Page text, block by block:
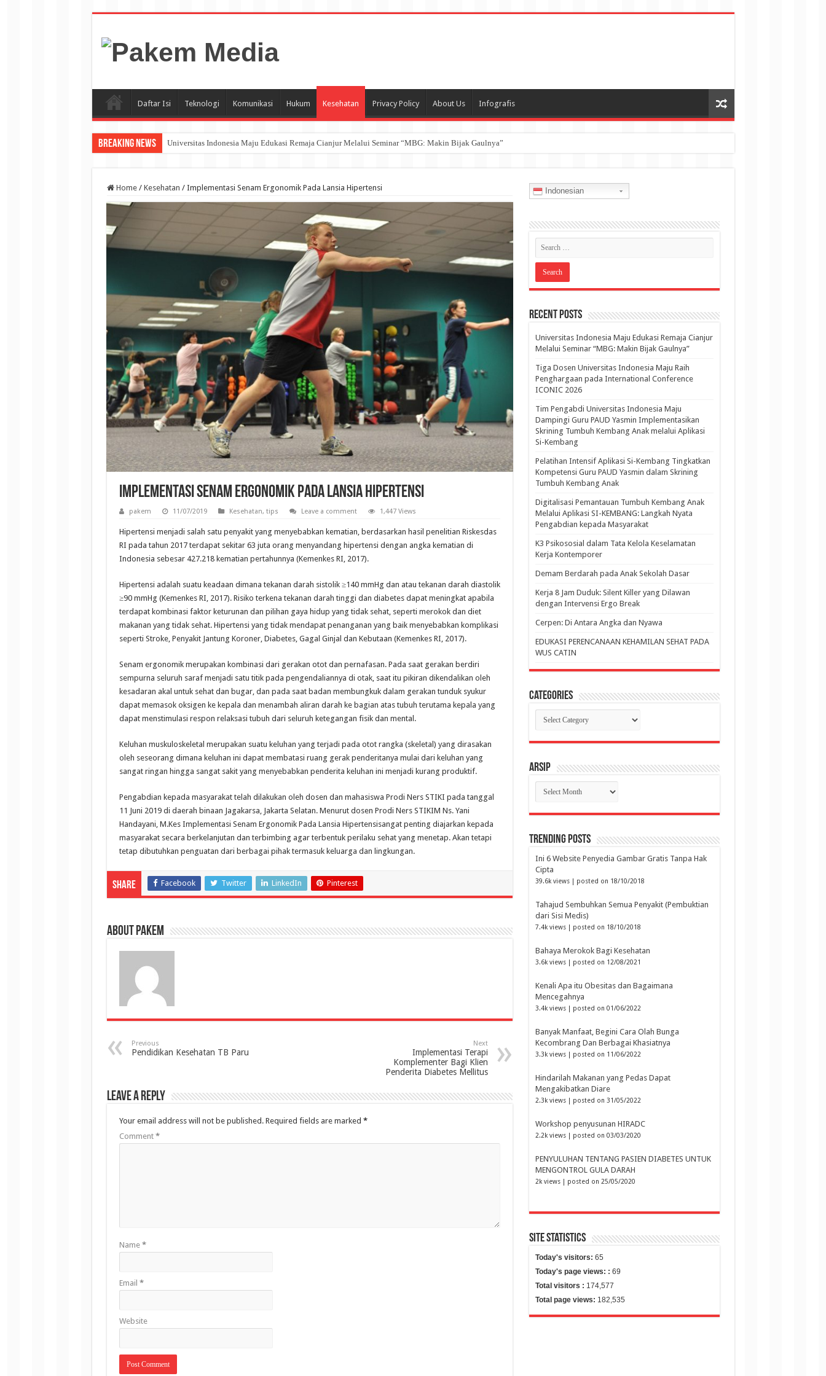
Daftar Isi Teknologi Komunikasi Hukum Kesehatan Privacy Policy About Us Infografis
Breaking News Universitas Indonesia Maju Edukasi Remaja Cianjur Melalui Seminar “MBG: Makin Bijak Gaulnya”
Home / Kesehatan / Implementasi Senam Ergonomik Pada Lansia Hipertensi
Implementasi Senam Ergonomik Pada Lansia Hipertensi
pakem 11/07/2019 Kesehatan, tips Leave a comment 1,447 Views
Hipertensi menjadi salah satu penyakit yang menyebabkan kematian, berdasarkan hasil penelitian Riskesdas
RI pada tahun 2017 terdapat sekitar 63 juta orang menyandang hipertensi dengan angka kematian di
Indonesia sebesar 427.218 kematian pertahunnya (Kemenkes RI, 2017).
Hipertensi adalah suatu keadaan dimana tekanan darah sistolik ≥140 mmHg dan atau tekanan darah diastolik
≥90 mmHg (Kemenkes RI, 2017). Risiko terkena tekanan darah tinggi dan diabetes dapat meningkat apabila
terdapat kombinasi faktor keturunan dan pilihan gaya hidup yang tidak sehat, seperti merokok dan diet
makanan yang tidak sehat. Hipertensi yang tidak mendapat penanganan yang baik menyebabkan komplikasi
seperti Stroke, Penyakit Jantung Koroner, Diabetes, Gagal Ginjal dan Kebutaan (Kemenkes RI, 2017).
Senam ergonomik merupakan kombinasi dari gerakan otot dan pernafasan. Pada saat gerakan berdiri
sempurna seluruh saraf menjadi satu titik pada pengendaliannya di otak, saat itu pikiran dikendalikan oleh
kesadaran akal untuk sehat dan bugar, dan pada saat badan membungkuk dalam gerakan tunduk syukur
dapat memasok oksigen ke kepala dan menambah aliran darah ke bagian atas tubuh terutama kepala yang
dapat menstimulasi respon relaksasi tubuh dari seluruh ketegangan fisik dan mental.
Keluhan muskuloskeletal merupakan suatu keluhan yang terjadi pada otot rangka (skeletal) yang dirasakan
oleh seseorang dimana keluhan ini dapat membatasi ruang gerak penderitanya mulai dari keluhan yang
sangat ringan hingga sangat sakit yang menyebabkan penderita keluhan ini menjadi kurang produktif.
Pengabdian kepada masyarakat telah dilakukan oleh dosen dan mahasiswa Prodi Ners STIKI pada tanggal
11 Juni 2019 di daerah binaan Jagakarsa, Jakarta Selatan. Menurut dosen Prodi Ners STIKIM Ns. Yani
Handayani, M.Kes Implementasi Senam Ergonomik Pada Lansia Hipertensisangat penting diajarkan kepada
masyarakat secara berkelanjutan dan terbimbing agar terbentuk perilaku sehat yang menetap. Akan tetapi
tetap dibutuhkan penguatan dari berbagai pihak termasuk keluarga dan lingkungan.
Share Facebook Twitter LinkedIn Pinterest
About pakem
Previous
Pendidikan Kesehatan TB Paru
Next
Implementasi Terapi
Komplementer Bagi Klien
Penderita Diabetes Mellitus
Leave a Reply
Your email address will not be published. Required fields are marked *
Comment *
Name *
Email *
Website
Indonesian
Recent Posts
Universitas Indonesia Maju Edukasi Remaja Cianjur
Melalui Seminar “MBG: Makin Bijak Gaulnya”
Tiga Dosen Universitas Indonesia Maju Raih
Penghargaan pada International Conference
ICONIC 2026
Tim Pengabdi Universitas Indonesia Maju
Dampingi Guru PAUD Yasmin Implementasikan
Skrining Tumbuh Kembang Anak melalui Aplikasi
Si-Kembang
Pelatihan Intensif Aplikasi Si-Kembang Tingkatkan
Kompetensi Guru PAUD Yasmin dalam Skrining
Tumbuh Kembang Anak
Digitalisasi Pemantauan Tumbuh Kembang Anak
Melalui Aplikasi SI-KEMBANG: Langkah Nyata
Pengabdian kepada Masyarakat
K3 Psikososial dalam Tata Kelola Keselamatan
Kerja Kontemporer
Demam Berdarah pada Anak Sekolah Dasar
Kerja 8 Jam Duduk: Silent Killer yang Dilawan
dengan Intervensi Ergo Break
Cerpen: Di Antara Angka dan Nyawa
EDUKASI PERENCANAAN KEHAMILAN SEHAT PADA
WUS CATIN
Categories
Categories
Arsip
Arsip
Trending Posts
Ini 6 Website Penyedia Gambar Gratis Tanpa Hak
Cipta
39.6k views| posted on 18/10/2018
Tahajud Sembuhkan Semua Penyakit (Pembuktian
dari Sisi Medis)
7.4k views| posted on 18/10/2018
Bahaya Merokok Bagi Kesehatan
3.6k views| posted on 12/08/2021
Kenali Apa itu Obesitas dan Bagaimana
Mencegahnya
3.4k views| posted on 01/06/2022
Banyak Manfaat, Begini Cara Olah Bunga
Kecombrang Dan Berbagai Khasiatnya
3.3k views| posted on 11/06/2022
Hindarilah Makanan yang Pedas Dapat
Mengakibatkan Diare
2.3k views| posted on 31/05/2022
Workshop penyusunan HIRADC
2.2k views| posted on 03/03/2020
PENYULUHAN TENTANG PASIEN DIABETES UNTUK
MENGONTROL GULA DARAH
2k views| posted on 25/05/2020
Site Statistics
Today's visitors: 65
Today's page views: : 69
Total visitors : 174,577
Total page views: 182,535